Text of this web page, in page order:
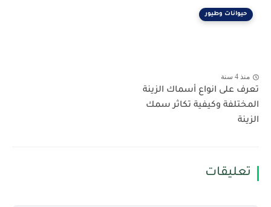
حيوانات وطيور
منذ 4 سنة
تعرف على انواع أسماك الزينة
المختلفة وكيفية تكاثر سمك
الزينة
تعليقات